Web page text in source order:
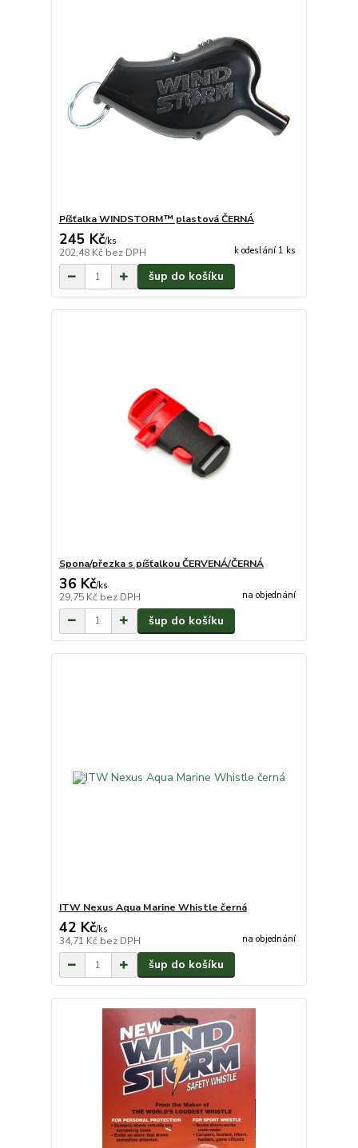
Píšťalka WINDSTORM™ plastová ČERNÁ
245 Kč/ks
202,48 Kč bez DPH k odeslání 1 ks
šup do košíku
Spona/přezka s píšťalkou ČERVENÁ/ČERNÁ
36 Kč/ks
29,75 Kč bez DPH na objednání
šup do košíku
ITW Nexus Aqua Marine Whistle černá
42 Kč/ks
34,71 Kč bez DPH na objednání
šup do košíku